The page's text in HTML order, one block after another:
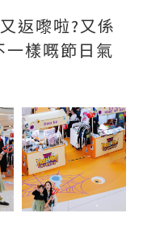
返嚟啦?又係
樣嘅節日氣